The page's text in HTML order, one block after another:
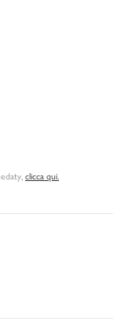
, clicca qui.